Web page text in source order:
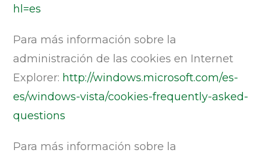
hl=es
Para más información sobre la
administración de las cookies en Internet
Explorer: http://windows.microsoft.com/es-
es/windows-vista/cookies-frequently-asked-
questions
Para más información sobre la